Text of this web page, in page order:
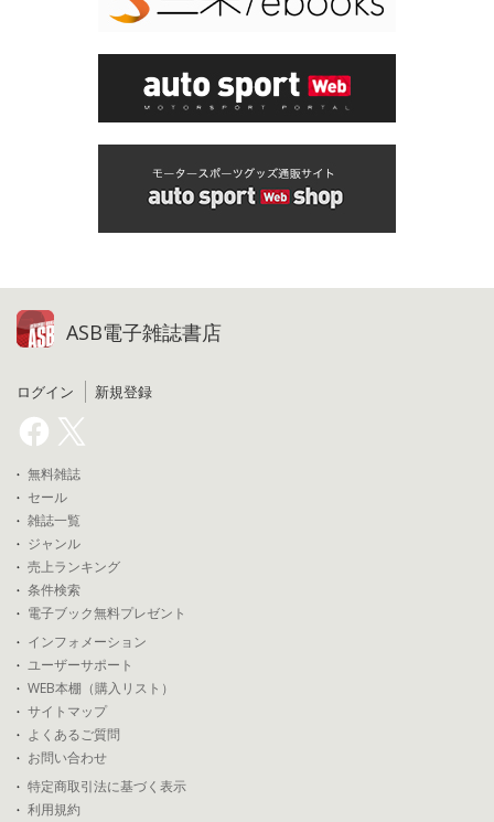
ASB電子雑誌書店
ログイン 新規登録
無料雑誌
セール
雑誌一覧
ジャンル
売上ランキング
条件検索
電子ブック無料プレゼント
インフォメーション
ユーザーサポート
WEB本棚（購入リスト）
サイトマップ
よくあるご質問
お問い合わせ
特定商取引法に基づく表示
利用規約